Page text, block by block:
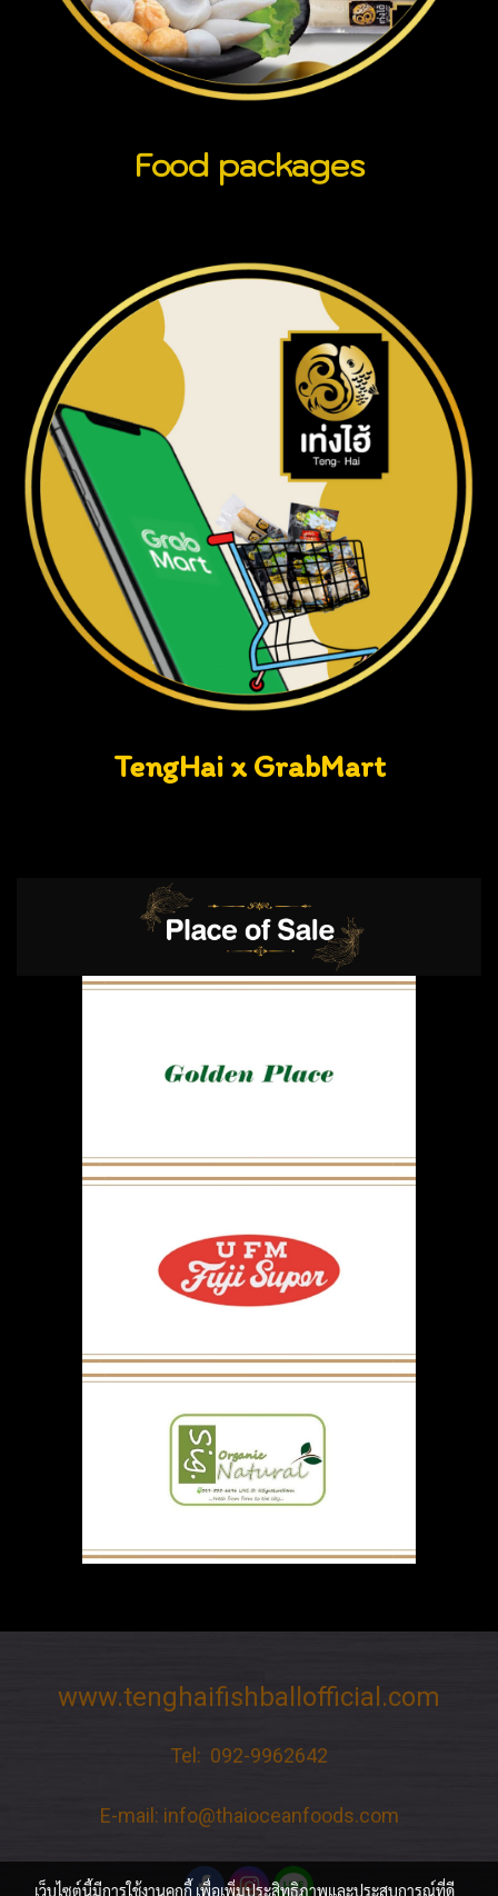
Food packages
TengHai x GrabMart
www.tenghaifishballofficial.com
Tel: 092-9962642
E-mail: info@thaioceanfoods.com
เว็บไซต์นี้มีการใช้งานคุกกี้ เพื่อเพิ่มประสิทธิภาพและประสบการณ์ที่ดี